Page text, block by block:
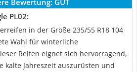
Bewertung: GUT
PL02:
in der Größe 235/55 R18 104
Wahl für winterliche
Reifen eignet sich hervorragend,
kalte Jahreszeit auszurüsten und